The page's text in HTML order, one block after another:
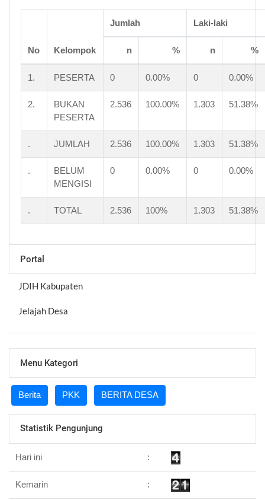
No Kelompok
Jumlah Laki-laki
n % n %
1. PESERTA 0 0.00% 0 0.00%
2.
BUKAN
PESERTA
2.536 100.00% 1.303 51.38%
. JUMLAH 2.536 100.00% 1.303 51.38%
.
BELUM
MENGISI
0 0.00% 0 0.00%
. TOTAL 2.536 100% 1.303 51.38%
Portal
JDIH Kabupaten
Jelajah Desa
Menu Kategori
Berita PKK BERITA DESA
Statistik Pengunjung
Hari ini :
Kemarin :